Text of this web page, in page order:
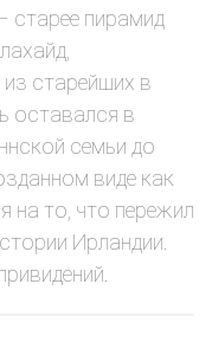
старее пирамид
старейших в
оставался в
семьи до
виде как
на то, что пережил
Ирландии.